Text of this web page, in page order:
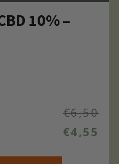
10% –
€6,50
€4,55